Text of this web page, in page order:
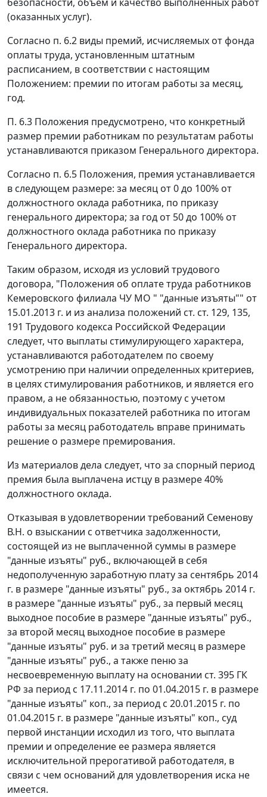
безопасности, объем и качество выполненных работ
(оказанных услуг).
Согласно п. 6.2 виды премий, исчисляемых от фонда
оплаты труда, установленным штатным
расписанием, в соответствии с настоящим
Положением: премии по итогам работы за месяц,
год.
П. 6.3 Положения предусмотрено, что конкретный
размер премии работникам по результатам работы
устанавливаются приказом Генерального директора.
Согласно п. 6.5 Положения, премия устанавливается
в следующем размере: за месяц от 0 до 100% от
должностного оклада работника, по приказу
генерального директора; за год от 50 до 100% от
должностного оклада работника по приказу
Генерального директора.
Таким образом, исходя из условий трудового
договора, "Положения об оплате труда работников
Кемеровского филиала ЧУ МО " "данные изъяты"" от
15.01.2013 г. и из анализа положений ст. ст. 129, 135,
191 Трудового кодекса Российской Федерации
следует, что выплаты стимулирующего характера,
устанавливаются работодателем по своему
усмотрению при наличии определенных критериев,
в целях стимулирования работников, и является его
правом, а не обязанностью, поэтому с учетом
индивидуальных показателей работника по итогам
работы за месяц работодатель вправе принимать
решение о размере премирования.
Из материалов дела следует, что за спорный период
премия была выплачена истцу в размере 40%
должностного оклада.
Отказывая в удовлетворении требований Семенову
В.Н. о взыскании с ответчика задолженности,
состоящей из не выплаченной суммы в размере
"данные изъяты" руб., включающей в себя
недополученную заработную плату за сентябрь 2014
г. в размере "данные изъяты" руб., за октябрь 2014 г.
в размере "данные изъяты" руб., за первый месяц
выходное пособие в размере "данные изъяты" руб.,
за второй месяц выходное пособие в размере
"данные изъяты" руб. и за третий месяц в размере
"данные изъяты" руб., а также пеню за
несвоевременную выплату на основании ст. 395 ГК
РФ за период с 17.11.2014 г. по 01.04.2015 г. в размере
"данные изъяты" коп., за период с 20.01.2015 г. по
01.04.2015 г. в размере "данные изъяты" коп., суд
первой инстанции исходил из того, что выплата
премии и определение ее размера является
исключительной прерогативой работодателя, в
связи с чем оснований для удовлетворения иска не
имеется.